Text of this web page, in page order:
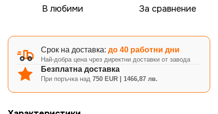
В любими За сравнение
Срок на доставка: до 40 работни дни
Най-добра цена чрез директни доставки от завода
Безплатна доставка
При поръчка над 750 EUR | 1466,87 лв.